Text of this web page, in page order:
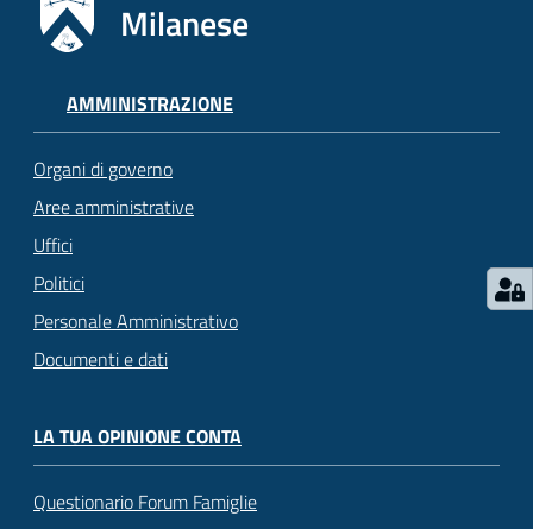
Milanese
AMMINISTRAZIONE
Organi di governo
Aree amministrative
Uffici
Politici
Personale Amministrativo
Documenti e dati
LA TUA OPINIONE CONTA
Questionario Forum Famiglie